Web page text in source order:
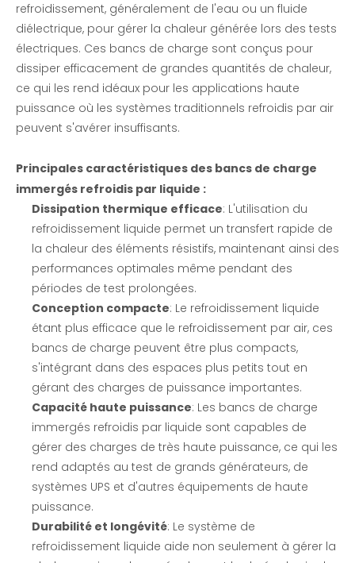
refroidissement, généralement de l'eau ou un fluide
diélectrique, pour gérer la chaleur générée lors des tests
électriques. Ces bancs de charge sont conçus pour
dissiper efficacement de grandes quantités de chaleur,
ce qui les rend idéaux pour les applications haute
puissance où les systèmes traditionnels refroidis par air
peuvent s'avérer insuffisants.
Principales caractéristiques des bancs de charge
immergés refroidis par liquide :
Dissipation thermique efficace: L'utilisation du
refroidissement liquide permet un transfert rapide de
la chaleur des éléments résistifs, maintenant ainsi des
performances optimales même pendant des
périodes de test prolongées.
Conception compacte: Le refroidissement liquide
étant plus efficace que le refroidissement par air, ces
bancs de charge peuvent être plus compacts,
s'intégrant dans des espaces plus petits tout en
gérant des charges de puissance importantes.
Capacité haute puissance: Les bancs de charge
immergés refroidis par liquide sont capables de
gérer des charges de très haute puissance, ce qui les
rend adaptés au test de grands générateurs, de
systèmes UPS et d'autres équipements de haute
puissance.
Durabilité et longévité: Le système de
refroidissement liquide aide non seulement à gérer la